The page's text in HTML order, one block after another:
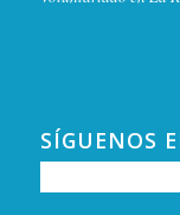
SÍGUENOS